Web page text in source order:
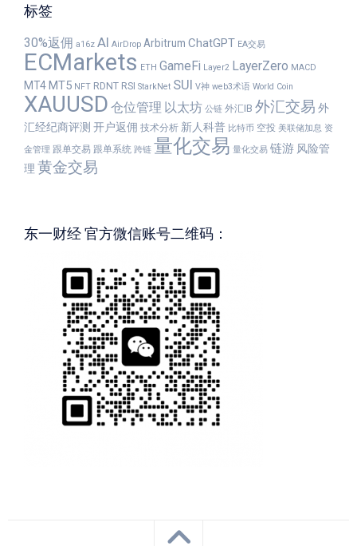
标签
30%返佣 a16z AI AirDrop Arbitrum ChatGPT EA交易
ECMarkets ETH GameFi Layer2 LayerZero MACD
MT4MT5 NFT RDNT RSI StarkNet SUI V神 web3术语 World Coin
XAUUSD 仓位管理 以太坊 公链 外汇IB 外汇交易 外
汇经纪商评测 开户返佣 技术分析 新人科普 比特币 空投 美联储加息 资
金管理 跟单交易 跟单系统 跨链 量化交易 量化交易 链游 风险管
理 黄金交易
东一财经 官方微信账号二维码：